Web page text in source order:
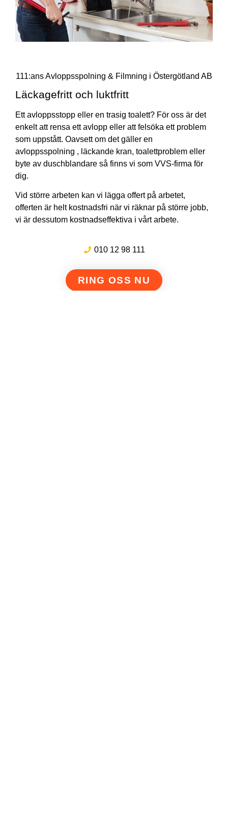
111:ans Avloppsspolning & Filmning i Östergötland AB
Läckagefritt och luktfritt
Ett avloppsstopp eller en trasig toalett? För oss är det
enkelt att rensa ett avlopp eller att felsöka ett problem
som uppstått. Oavsett om det gäller en
avloppsspolning , läckande kran, toalettproblem eller
byte av duschblandare så finns vi som VVS-firma för
dig.
Vid större arbeten kan vi lägga offert på arbetet,
offerten är helt kostnadsfri när vi räknar på större jobb,
vi är dessutom kostnadseffektiva i vårt arbete.
010 12 98 111
RING OSS NU